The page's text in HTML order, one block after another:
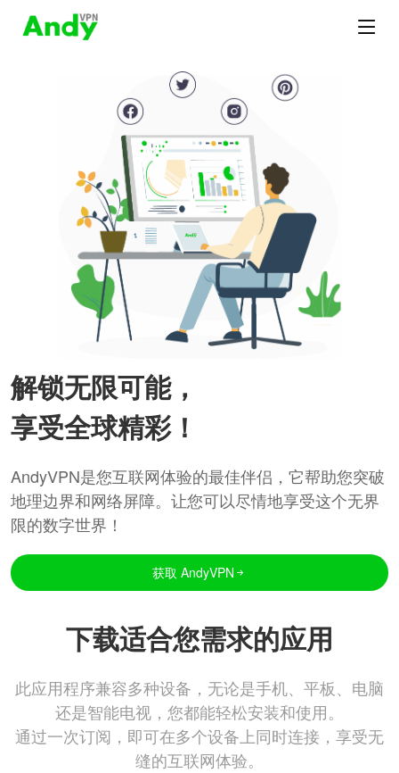
解锁无限可能，
享受全球精彩！
AndyVPN是您互联网体验的最佳伴侣，它帮助您突破
地理边界和网络屏障。让您可以尽情地享受这个无界
限的数字世界！
获取 AndyVPN
下载适合您需求的应用
此应用程序兼容多种设备，无论是手机、平板、电脑
还是智能电视，您都能轻松安装和使用。
通过一次订阅，即可在多个设备上同时连接，享受无
缝的互联网体验。